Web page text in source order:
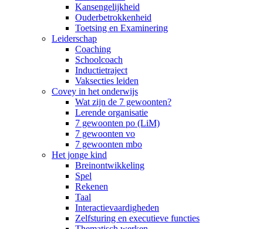
Kansengelijkheid
Ouderbetrokkenheid
Toetsing en Examinering
Leiderschap
Coaching
Schoolcoach
Inductietraject
Vaksecties leiden
Covey in het onderwijs
Wat zijn de 7 gewoonten?
Lerende organisatie
7 gewoonten po (LiM)
7 gewoonten vo
7 gewoonten mbo
Het jonge kind
Breinontwikkeling
Spel
Rekenen
Taal
Interactievaardigheden
Zelfsturing en executieve functies